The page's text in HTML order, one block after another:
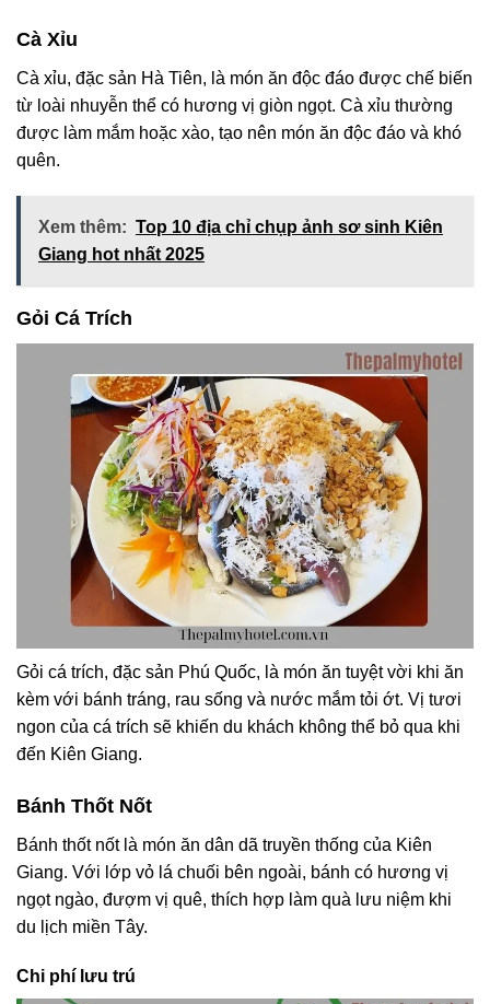
Cà Xỉu
Cà xỉu, đặc sản Hà Tiên, là món ăn độc đáo được chế biến
từ loài nhuyễn thể có hương vị giòn ngọt. Cà xỉu thường
được làm mắm hoặc xào, tạo nên món ăn độc đáo và khó
quên.
Xem thêm: Top 10 địa chỉ chụp ảnh sơ sinh Kiên
Giang hot nhất 2025
Gỏi Cá Trích
Gỏi cá trích, đặc sản Phú Quốc, là món ăn tuyệt vời khi ăn
kèm với bánh tráng, rau sống và nước mắm tỏi ớt. Vị tươi
ngon của cá trích sẽ khiến du khách không thể bỏ qua khi
đến Kiên Giang.
Bánh Thốt Nốt
Bánh thốt nốt là món ăn dân dã truyền thống của Kiên
Giang. Với lớp vỏ lá chuối bên ngoài, bánh có hương vị
ngọt ngào, đượm vị quê, thích hợp làm quà lưu niệm khi
du lịch miền Tây.
Chi phí lưu trú